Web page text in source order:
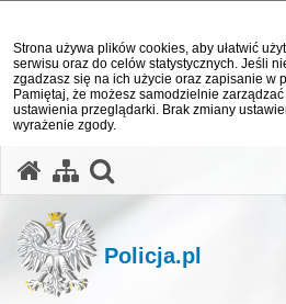
Strona używa plików cookies, aby ułatwić
serwisu oraz do celów statystycznych. Jeśli
zgadzasz się na ich użycie oraz zapisanie w
Pamiętaj, że możesz samodzielnie
ustawienia przeglądarki. Brak zmiany
wyrażenie zgody.
Policja.pl